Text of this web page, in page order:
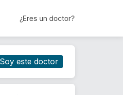
¿Eres un doctor?
Reservar cita
Soy este doctor